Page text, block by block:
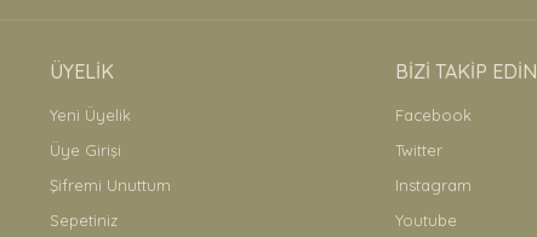
Gönder
ÜYELİK
Yeni Üyelik
Üye Girişi
Şifremi Unuttum
Sepetiniz
BİZİ TAKİP EDİN
Facebook
Twitter
Instagram
Youtube